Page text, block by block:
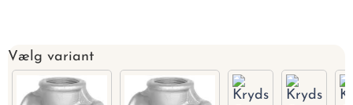
Vælg variant